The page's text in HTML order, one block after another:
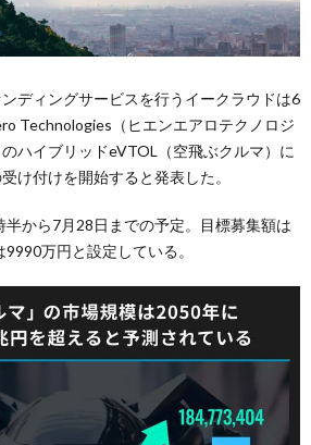
ディングサービスを行うイークラウドは6
Technologies（ヒエンエアロテクノロジ
ハイブリッドeVTOL（空飛ぶクルマ）に
け付けを開始すると発表した。
から7月28日までの予定。目標募集額は
万円と設定している。